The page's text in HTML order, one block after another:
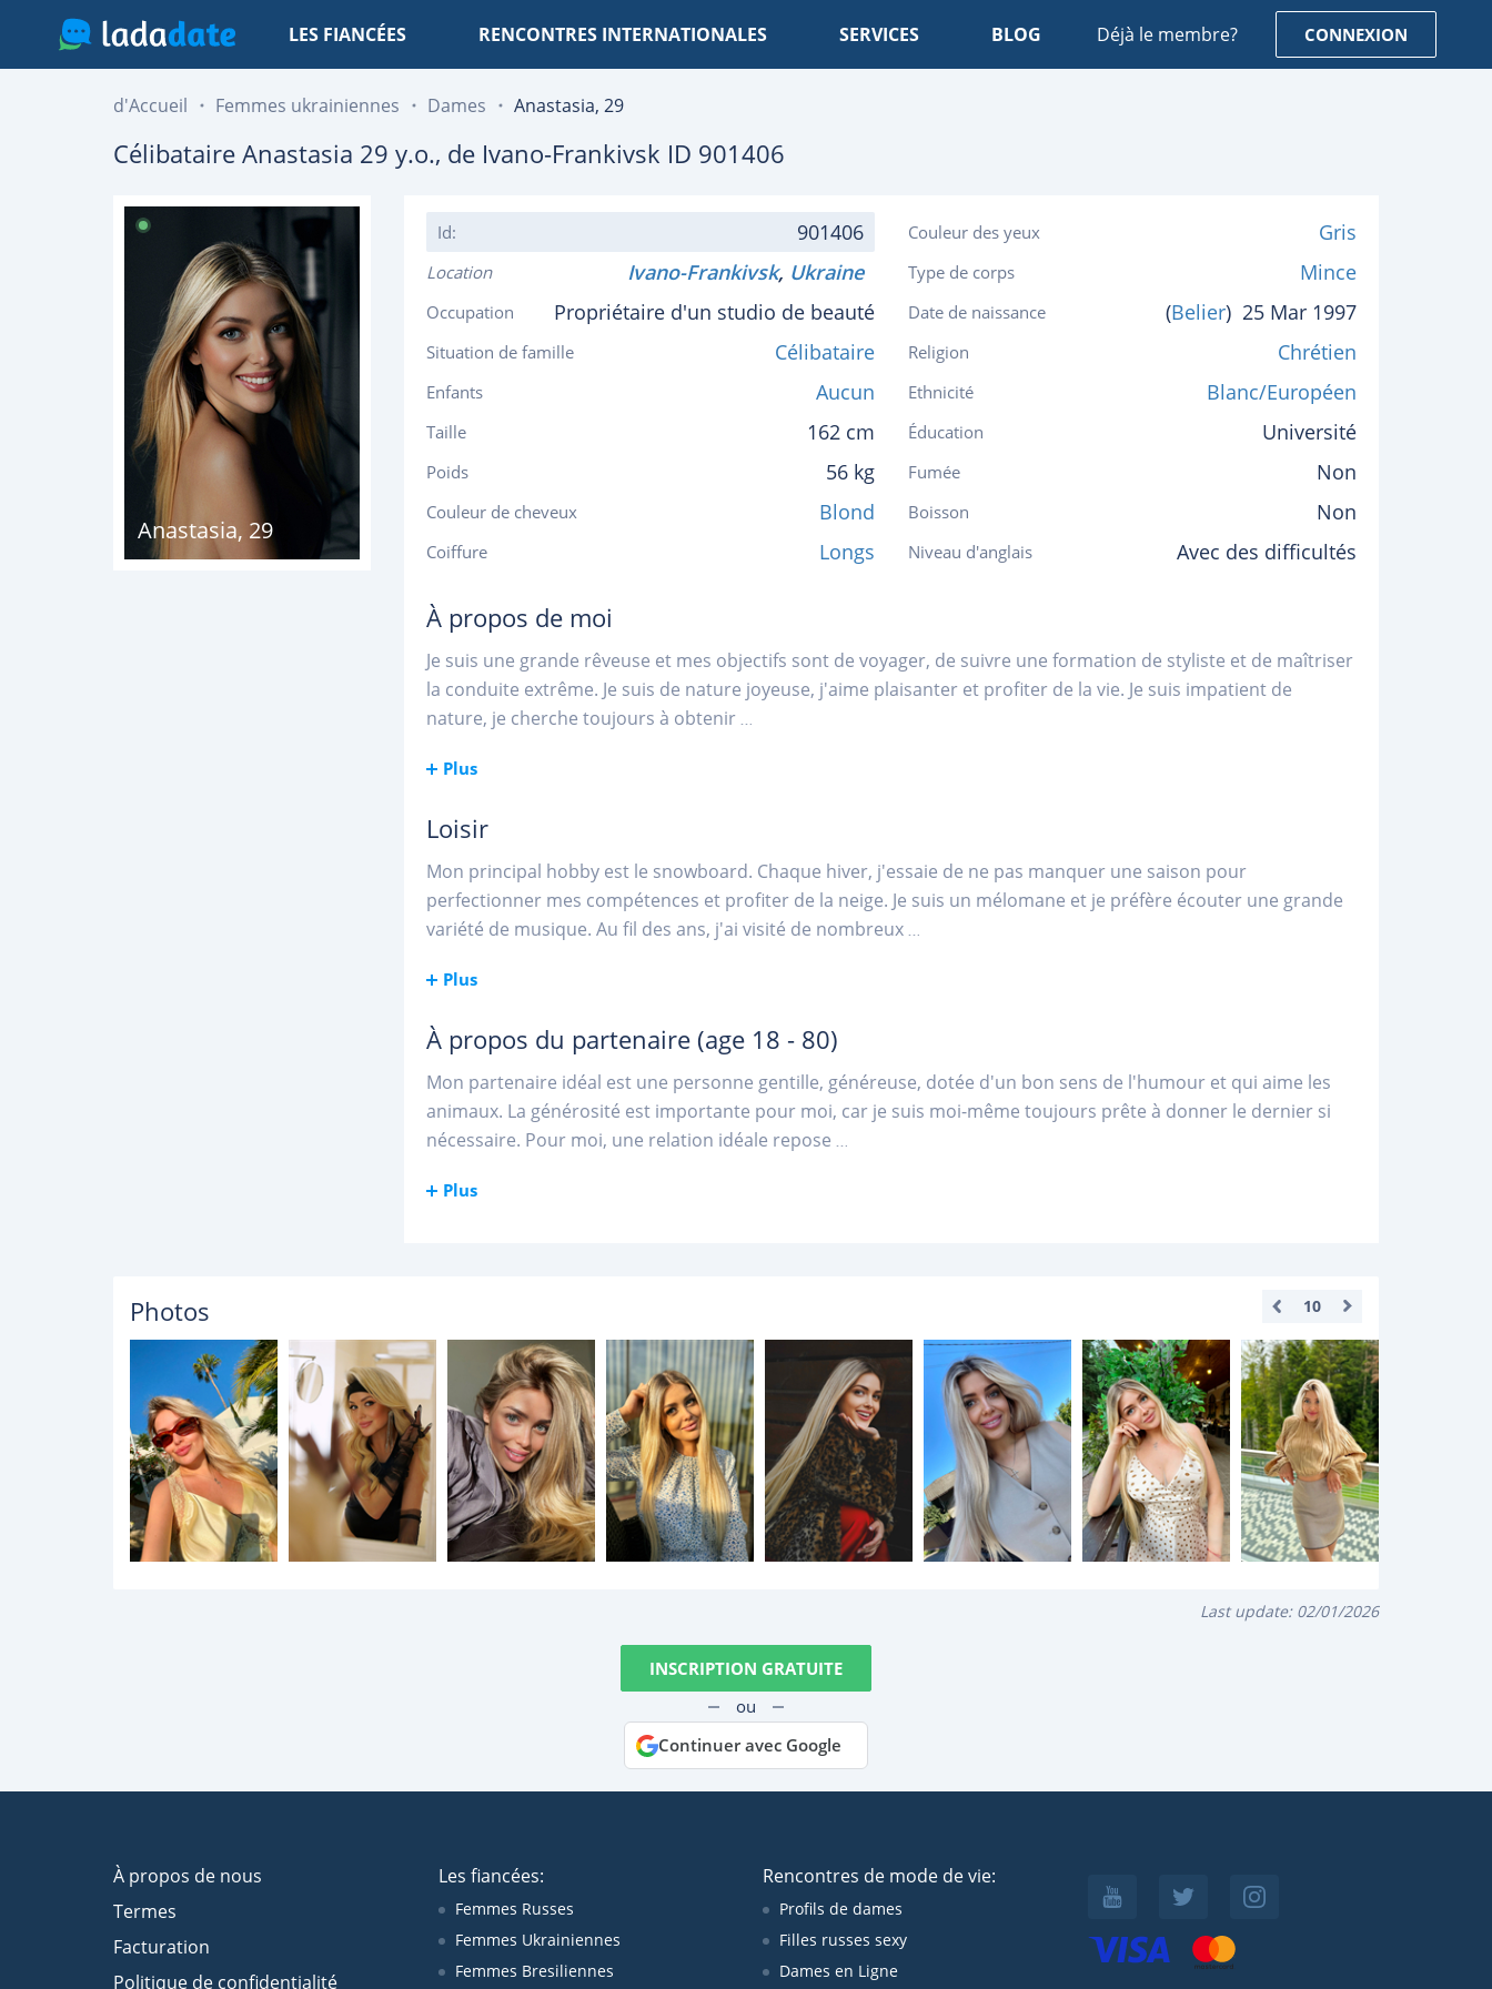
LES FIANCÉES RENCONTRES INTERNATIONALES SERVICES BLOG Déjà le membre? CONNEXION
d'Accueil Femmes ukrainiennes Dames Anastasia, 29
Célibataire Anastasia 29 y.o., de Ivano-Frankivsk ID 901406
Anastasia, 29
Id: 901406
Location Ivano-Frankivsk, Ukraine
Occupation Propriétaire d'un studio de beauté
Situation de famille Célibataire
Enfants Aucun
Taille 162 cm
Poids 56 kg
Couleur de cheveux Blond
Coiffure Longs
Couleur des yeux Gris
Type de corps Mince
Date de naissance (Belier) 25 Mar 1997
Religion Chrétien
Ethnicité Blanc/Européen
Éducation Université
Fumée Non
Boisson Non
Niveau d'anglais Avec des difficultés
À propos de moi
Je suis une grande rêveuse et mes objectifs sont de voyager, de suivre une formation de styliste et de maîtriser
la conduite extrême. Je suis de nature joyeuse, j'aime plaisanter et profiter de la vie. Je suis impatient de
nature, je cherche toujours à obtenir...
Plus
Loisir
Mon principal hobby est le snowboard. Chaque hiver, j'essaie de ne pas manquer une saison pour
perfectionner mes compétences et profiter de la neige. Je suis un mélomane et je préfère écouter une grande
variété de musique. Au fil des ans, j'ai visité de nombreux...
Plus
À propos du partenaire (age 18 - 80)
Mon partenaire idéal est une personne gentille, généreuse, dotée d'un bon sens de l'humour et qui aime les
animaux. La générosité est importante pour moi, car je suis moi-même toujours prête à donner le dernier si
nécessaire. Pour moi, une relation idéale repose ...
Plus
Photos 10
Last update: 02/01/2026
INSCRIPTION GRATUITE
ou
Continuer avec Google
À propos de nous
Termes
Facturation
Politique de confidentialité
Les fiancées:
Femmes Russes
Femmes Ukrainiennes
Femmes Bresiliennes
Rencontres de mode de vie:
Profils de dames
Filles russes sexy
Dames en Ligne